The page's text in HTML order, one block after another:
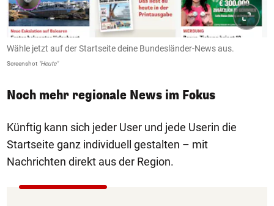
Wähle jetzt auf der Startseite deine Bundesländer-News aus.
Screenshot "Heute"
Noch mehr regionale News im Fokus
Künftig kann sich jeder User und jede Userin die
Startseite ganz individuell gestalten – mit
Nachrichten direkt aus der Region.